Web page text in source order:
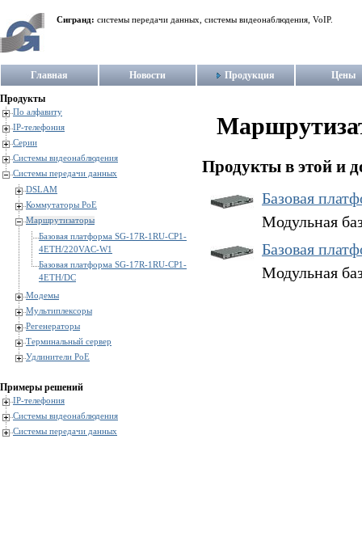
Сигранд: системы передачи данных, системы видеонаблюдения, VoIP.
Главная Новости Продукция Цены
Продукты
По алфавиту
IP-телефония
Серии
Системы видеонаблюдения
Системы передачи данных
DSLAM
Коммутаторы PoE
Маршрутизаторы
Базовая платформа SG-17R-1RU-CP1-
4ETH/220VAC-W1
Базовая платформа SG-17R-1RU-CP1-
4ETH/DC
Модемы
Мультиплексоры
Регенераторы
Терминальный сервер
Удлинители PoE
Примеры решений
IP-телефония
Системы видеонаблюдения
Системы передачи данных
Продукты в этой и
Базовая
Модульная
Базовая
Модульная